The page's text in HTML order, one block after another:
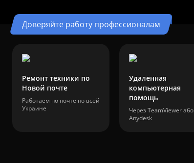
Доверяйте работу профессионалам
Ремонт техники по
Новой почте
Работаем по почте по всей
Украине
Удаленная
компьютерная
помощь
Через TeamViewer або
Anydesk